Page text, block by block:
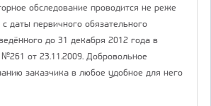
обследование проводится не реже
даты первичного обязательного
до 31 декабря 2012 года в
от 23.11.2009. Добровольное
заказчика в любое удобное для него